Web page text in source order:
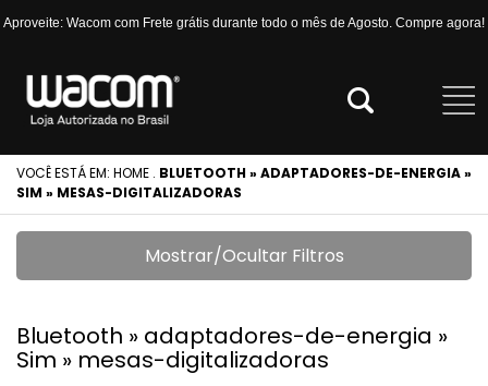
Aproveite: Wacom com Frete grátis durante todo o mês de Agosto. Compre agora!
VOCÊ ESTÁ EM: HOME . BLUETOOTH » ADAPTADORES-DE-ENERGIA »
SIM » MESAS-DIGITALIZADORAS
Mostrar/Ocultar Filtros
Bluetooth » adaptadores-de-energia »
Sim » mesas-digitalizadoras